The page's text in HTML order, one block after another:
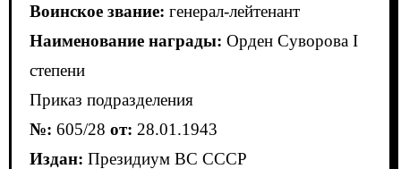
Воинское звание: генерал-лейтенант
Наименование награды: Орден Суворова I
степени
Приказ подразделения
№: 605/28 от: 28.01.1943
Издан: Президиум ВС СССР